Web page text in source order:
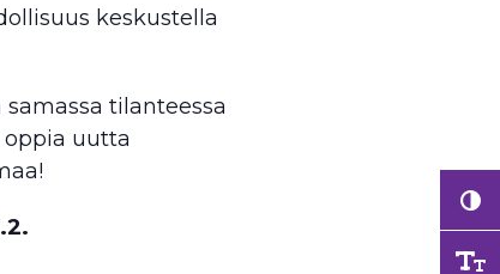
keskustella
tilanteessa
uutta